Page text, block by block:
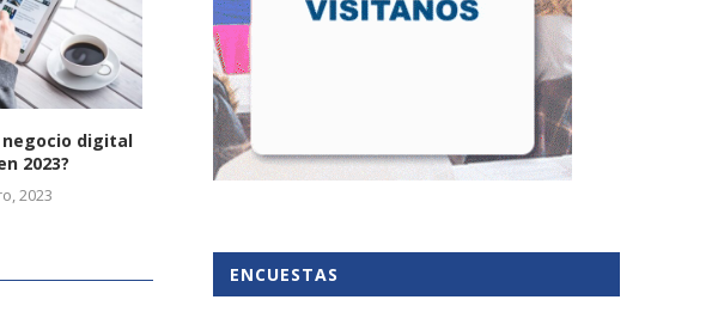
negocio digital
2023?
2023
Emprender aunando moda,
gastronomía y enología
9 empleos futuristas para
ENCUESTAS